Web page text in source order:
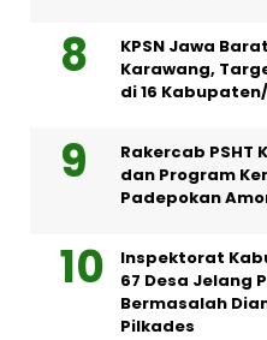
KPSN Jawa
Karawang,
di 16
Rakercab PSHT
dan Program
Padepokan
Inspektorat
67 Desa Jelang
Bermasalah
Pilkades